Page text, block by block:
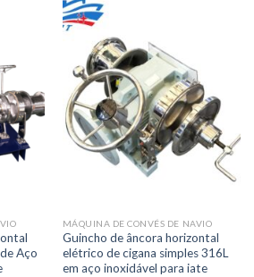
Aço
MÁQUINA DE CONVÉS DE NAVIO
Guincho de âncora horizontal
elétrico de cigana simples 316L
em aço inoxidável para iate